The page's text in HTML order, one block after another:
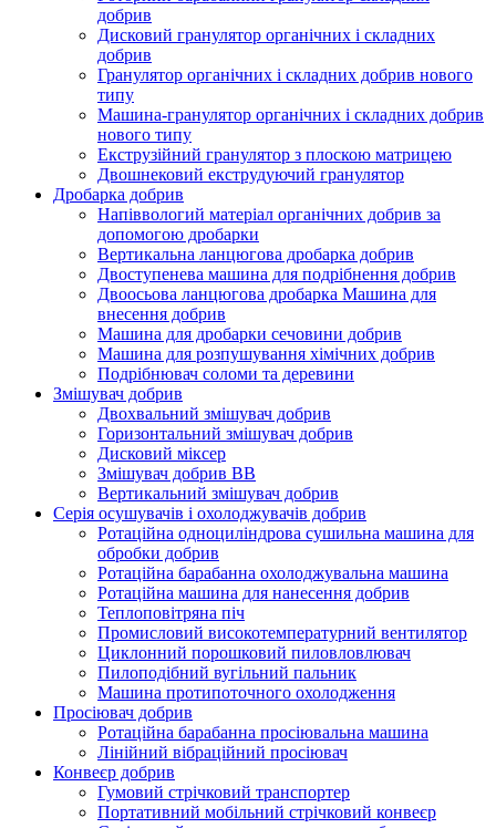
добрив
Дисковий гранулятор органічних і складних
добрив
Гранулятор органічних і складних добрив нового
типу
Машина-гранулятор органічних і складних добрив
нового типу
Екструзійний гранулятор з плоскою матрицею
Двошнековий екструдуючий гранулятор
Дробарка добрив
Напіввологий матеріал органічних добрив за
допомогою дробарки
Вертикальна ланцюгова дробарка добрив
Двоступенева машина для подрібнення добрив
Двоосьова ланцюгова дробарка Машина для
внесення добрив
Машина для дробарки сечовини добрив
Машина для розпушування хімічних добрив
Подрібнювач соломи та деревини
Змішувач добрив
Двохвальний змішувач добрив
Горизонтальний змішувач добрив
Дисковий міксер
Змішувач добрив BB
Вертикальний змішувач добрив
Серія осушувачів і охолоджувачів добрив
Ротаційна одноциліндрова сушильна машина для
обробки добрив
Ротаційна барабанна охолоджувальна машина
Ротаційна машина для нанесення добрив
Теплоповітряна піч
Промисловий високотемпературний вентилятор
Циклонний порошковий пиловловлювач
Пилоподібний вугільний пальник
Машина протипоточного охолодження
Просіювач добрив
Ротаційна барабанна просіювальна машина
Лінійний вібраційний просіювач
Конвеєр добрив
Гумовий стрічковий транспортер
Портативний мобільний стрічковий конвеєр